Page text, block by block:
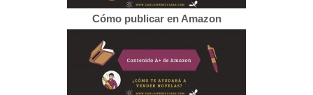
Cómo publicar en Amazon